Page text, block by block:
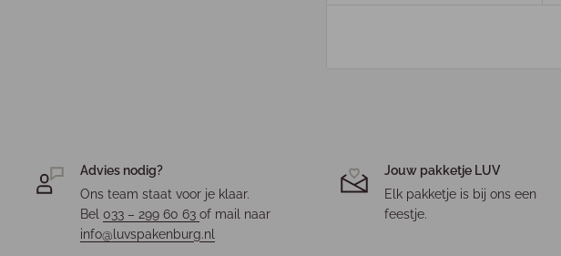
Advies nodig?
Ons team staat voor je klaar.
Bel 033 – 299 60 63 of mail naar
info@luvspakenburg.nl
Jouw pakketje LUV
Elk pakketje is bij ons een
feestje.